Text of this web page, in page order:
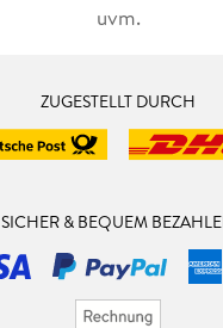
uvm.
ZUGESTELLT DURCH
SICHER & BEQUEM